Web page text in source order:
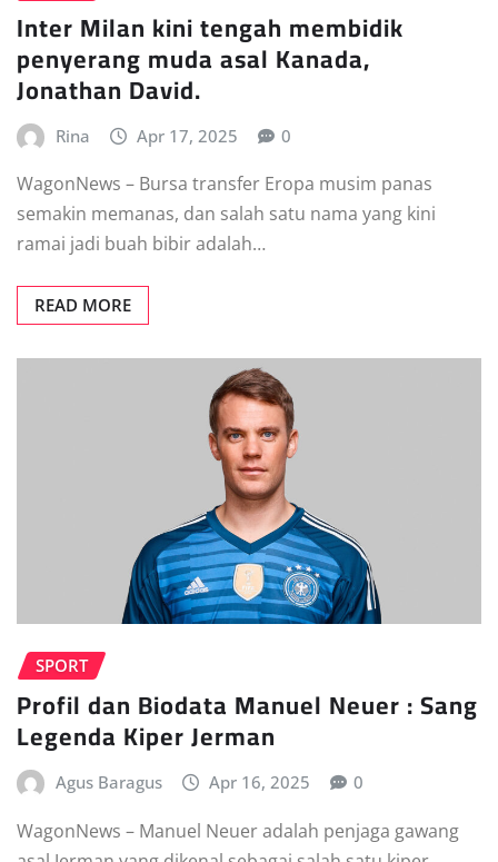
Inter Milan kini tengah membidik
penyerang muda asal Kanada,
Jonathan David.
Rina Apr 17, 2025 0
WagonNews – Bursa transfer Eropa musim panas
semakin memanas, dan salah satu nama yang kini
ramai jadi buah bibir adalah…
READ MORE
SPORT
Profil dan Biodata Manuel Neuer : Sang
Legenda Kiper Jerman
Agus Baragus Apr 16, 2025 0
WagonNews – Manuel Neuer adalah penjaga gawang